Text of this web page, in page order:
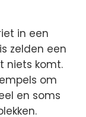
in een
zelden een
niets komt.
om
en soms